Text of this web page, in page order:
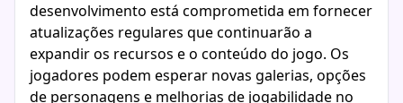
desenvolvimento está comprometida em fornecer
atualizações regulares que continuarão a
expandir os recursos e o conteúdo do jogo. Os
jogadores podem esperar novas galerias, opções
de personagens e melhorias de jogabilidade no